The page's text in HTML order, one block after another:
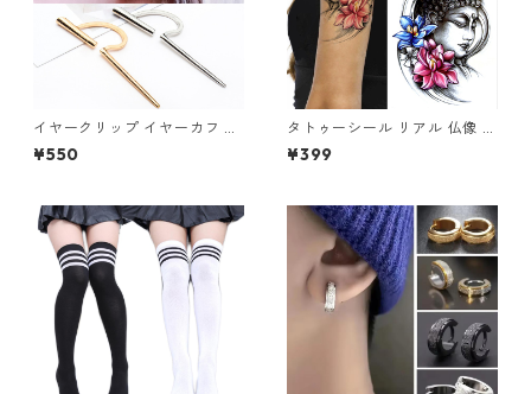
イヤークリップ イヤーカフ ゴ
ールド シルバー 片耳用 ノンホ
ール フェイク レディース メン
¥550
タトゥーシール リアル 仏像 ブ
ッダ 仏様 ほとけ 仏 蓮 蓮の花
仏教 入れ墨 刺青 ボディアート
¥399